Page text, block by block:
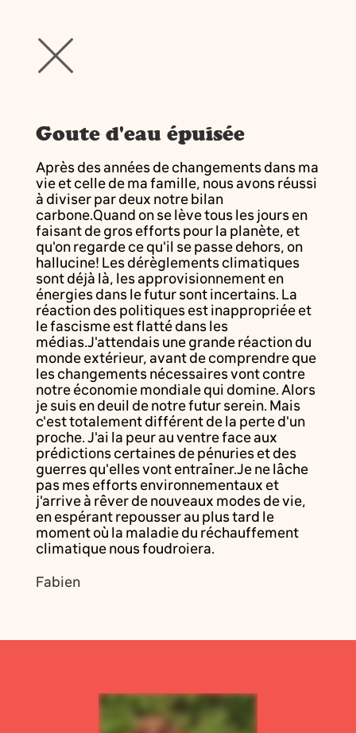
Goute d'eau épuisée
Après des années de changements dans ma
vie et celle de ma famille, nous avons réussi
à diviser par deux notre bilan
carbone.Quand on se lève tous les jours en
faisant de gros efforts pour la planète, et
qu'on regarde ce qu'il se passe dehors, on
hallucine! Les dérèglements climatiques
sont déjà là, les approvisionnement en
énergies dans le futur sont incertains. La
réaction des politiques est inappropriée et
le fascisme est flatté dans les
médias.J'attendais une grande réaction du
monde extérieur, avant de comprendre que
les changements nécessaires vont contre
notre économie mondiale qui domine. Alors
je suis en deuil de notre futur serein. Mais
c'est totalement différent de la perte d'un
proche. J'ai la peur au ventre face aux
prédictions certaines de pénuries et des
guerres qu'elles vont entraîner.Je ne lâche
pas mes efforts environnementaux et
j'arrive à rêver de nouveaux modes de vie,
en espérant repousser au plus tard le
moment où la maladie du réchauffement
climatique nous foudroiera.
Fabien